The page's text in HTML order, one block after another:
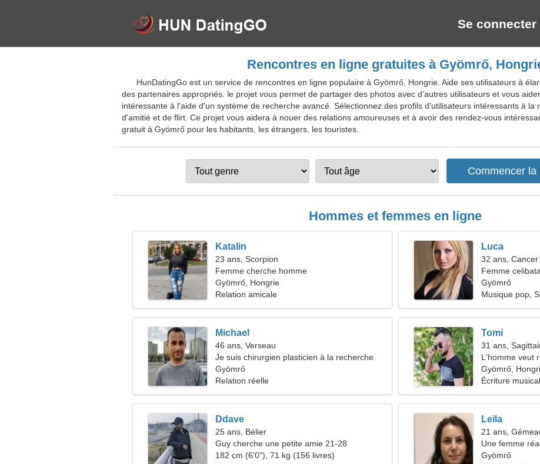
Se connecter
Rencontres en ligne gratuites à Gyömrő,
HunDatingGo est un service de rencontres en ligne populaire à Gyömrő, Hongrie. Aide ses utilisateurs à
des partenaires appropriés. le projet vous permet de partager des photos avec d'autres utilisateurs et vous
intéressante à l'aide d'un système de recherche avancé. Sélectionnez des profils d'utilisateurs intéressants à la
d'amitié et de flirt. Ce projet vous aidera à nouer des relations amoureuses et à avoir des rendez-vous
gratuit à Gyömrő pour les habitants, les étrangers, les touristes.
Hommes et femmes en ligne
Katalin
23 ans, Scorpion
Femme cherche homme
Gyömrő, Hongrie
Relation amicale
Luca
32 ans, Cancer
Femme
33-44
Gyömrő
Musique pop,
Michael
46 ans, Verseau
Je suis chirurgien plasticien à la recherche
d'une femme timide
Gyömrő
Relation réelle
Tomi
31 ans,
L'homme veut
Gyömrő,
Écriture
Ddave
25 ans, Bélier
Guy cherche une petite amie 21-28
182 cm (6'0"), 71 kg (156 livres)
Leila
21 ans,
Une femme
Gyömrő